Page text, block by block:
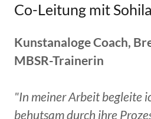
Co-Leitung mit
Kunstanaloge Coach,
MBSR-Trainerin
"In meiner Arbeit begleite
behutsam durch ihre